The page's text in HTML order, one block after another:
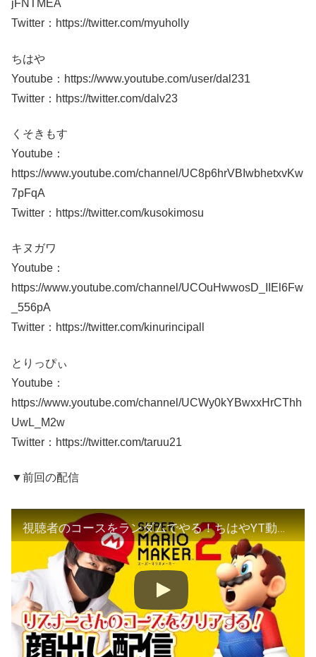
jFNTMEA
Twitter：https://twitter.com/myuholly
ちはや
Youtube：https://www.youtube.com/user/dal231
Twitter：https://twitter.com/dalv23
くそきもす
Youtube：
https://www.youtube.com/channel/UC8p6hrVBIwbhetxvKw
7pFqA
Twitter：https://twitter.com/kusokimosu
キヌガワ
Youtube：
https://www.youtube.com/channel/UCOuHwwosD_IIEl6Fw
_556pA
Twitter：https://twitter.com/kinurincipall
とりっぴぃ
Youtube：
https://www.youtube.com/channel/UCWy0kYBwxxHrCThh
UwL_M2w
Twitter：https://twitter.com/taruu21
▼前回の配信
視聴者のコースをランダムでやる！ちはやYT動画投稿10周年記念企画第1弾！マリオメーカー2 Super Mario Maker 2 マリオちはや